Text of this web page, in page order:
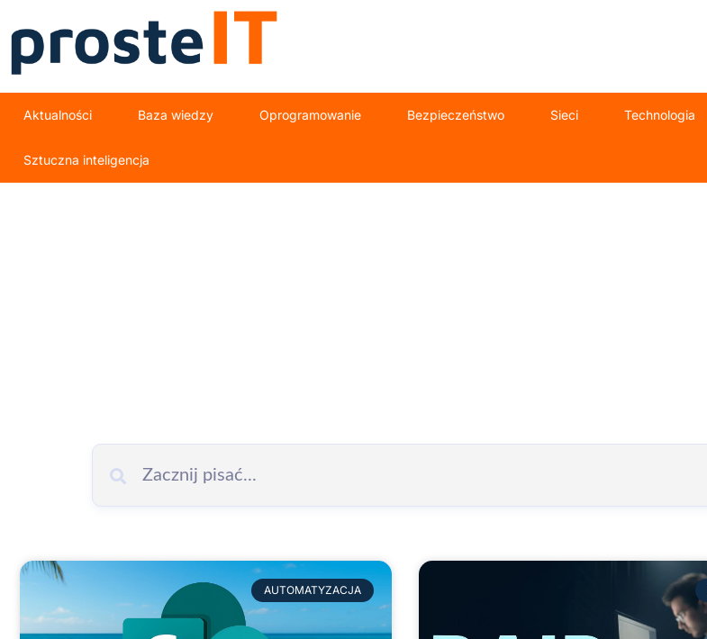
Aktualności Baza wiedzy Oprogramowanie Bezpieczeństwo Sieci Technologia
Sztuczna inteligencja
AUTOMATYZACJA